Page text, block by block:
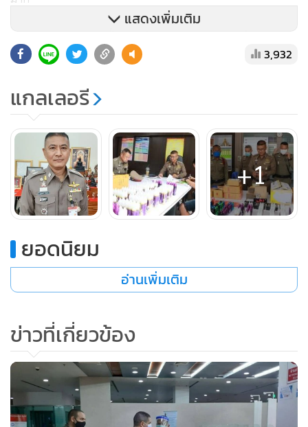
กรรม สะอาด ปลอดภัย ไร้กังวล ราคามิตรภาพ แต่เบื้องหลังการ
ไม่ออก ภาพที่เห็นสกปรกมากเป็นบ้านเช่าถูกๆ ด้านหลังเป็นน้ำ
คลำ วางอุปกรณ์กับพื้นฝุ่นเขรอะ ถาดพิมพ์ปากไม่ผ่านการฆ่า
เชื้อ ฉะนั้นแล้วเป็นอันตรายต่อประชาชนมาก ผมก็เป็นหัวหน้า
ทีมงานทำร่วมกับทันตแพทยสภาด้วย
”
สำหรับประวัติ
จบ นรต.รุ่น 37 เริ่มรับราชการ รอง
สว.สส.สน.บางกอกใหญ่, รอง สว.สส.สน.บางนา ได้ทำคดีซอส
หน้ารถยนต์พระที่นั่งในขบวนเทิดพระเกียรติ รวมระยะเวลา 7 ปี
มาเป็น สว.ร.ร.นรต.ระหว่างนั้นสหประชาชาติ(ยูเอ็น) ต้องการ
ตำรวจไทยไปร่วมภารกิจรักษาสันติภาพที่บอสเนียและ
เฮอร์เซโกวินา ปี 2541 จากสงครามกลางเมืองฆ่าล้างเผ่าพันธุ์
แสดงเพิ่มเติม
3,932
แกลเลอรี
+1
ยอดนิยม
อ่านเพิ่มเติม
ข่าวที่เกี่ยวข้อง